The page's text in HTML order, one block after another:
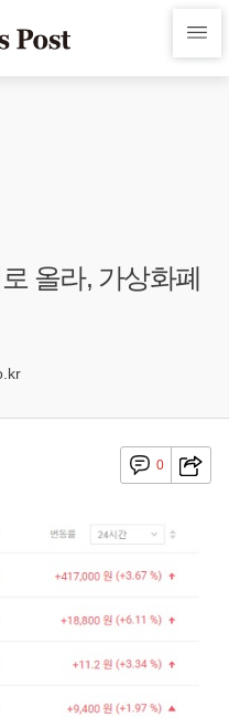
올라, 가상화폐
0